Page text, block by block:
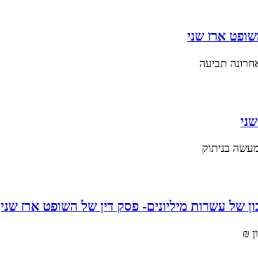
ארז שני
תביעה
בניתוק
של עשרות מיליונים- פסק דין של השופט ארז שני
₪